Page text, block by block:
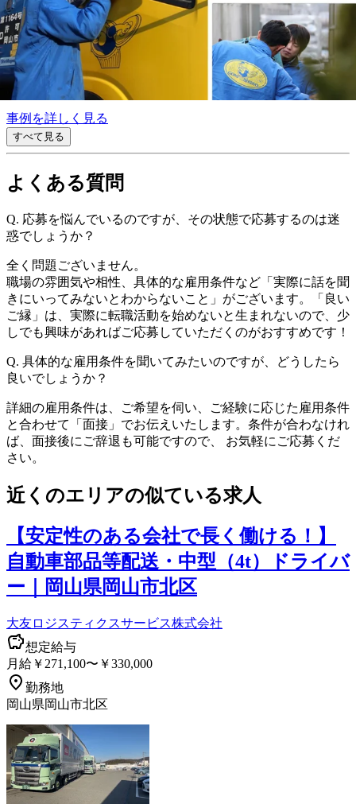
平日に休みが取れる
プレックスジョブを利用した感想
要望通りの求人を探してくれて助かった
事例を詳しく見る
すべて見る
よくある質問
Q. 応募を悩んでいるのですが、その状態で応募するのは迷
惑でしょうか？
全く問題ございません。
職場の雰囲気や相性、具体的な雇用条件など「実際に話を聞
きにいってみないとわからないこと」がございます。「良い
ご縁」は、実際に転職活動を始めないと生まれないので、少
しでも興味があればご応募していただくのがおすすめです！
Q. 具体的な雇用条件を聞いてみたいのですが、どうしたら
良いでしょうか？
詳細の雇用条件は、ご希望を伺い、ご経験に応じた雇用条件
と合わせて「面接」でお伝えいたします。条件が合わなけれ
ば、面接後にご辞退も可能ですので、 お気軽にご応募くだ
さい。
近くのエリアの似ている求人
【安定性のある会社で長く働ける！】
自動車部品等配送・中型（4t）ドライバ
ー｜岡山県岡山市北区
大友ロジスティクスサービス株式会社
想定給与
月給￥271,100〜￥330,000
勤務地
岡山県岡山市北区